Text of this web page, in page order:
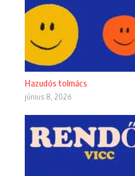
Hazudós tolmács
június 8, 2026